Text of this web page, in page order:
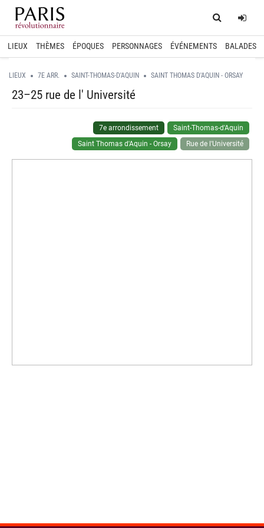
Home
LIEUX THÈMES ÉPOQUES PERSONNAGES ÉVÉNEMENTS BALADES
LIEUX 7E ARR. SAINT-THOMAS-D'AQUIN SAINT THOMAS D'AQUIN - ORSAY
23–25 rue de l' Université
7e arrondissement
Saint-Thomas-d'Aquin
Saint Thomas d'Aquin - Orsay
Rue de l'Université